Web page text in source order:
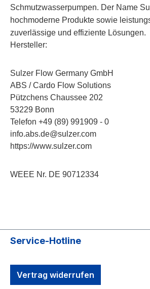
Schmutzwasserpumpen. Der Name
hochmoderne Produkte sowie
zuverlässige und effiziente Lösungen.
Hersteller:
Sulzer Flow Germany GmbH
ABS / Cardo Flow Solutions
Pützchens Chaussee 202
53229 Bonn
Telefon +49 (89) 991909 - 0
info.abs.de@sulzer.com
https://www.sulzer.com
WEEE Nr. DE 90712334
Service-Hotline
Vertrag widerrufen